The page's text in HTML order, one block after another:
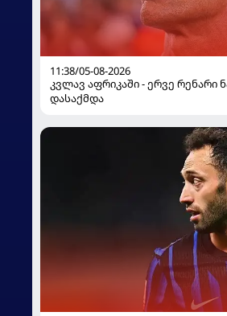
11:38/05-08-2026
კვლავ აფრიკაში - ერვე რენარი
დასაქმდა